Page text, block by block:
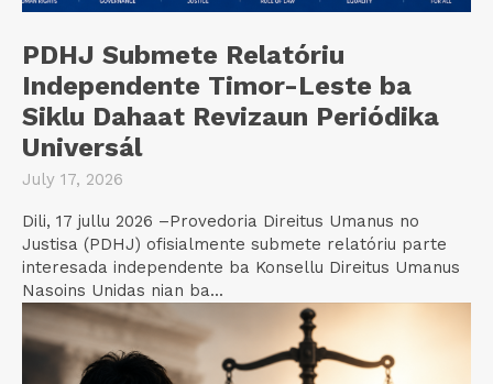
PDHJ Submete Relatóriu
Independente Timor-Leste ba
Siklu Dahaat Revizaun Periódika
Universál
July 17, 2026
Dili, 17 jullu 2026 –Provedoria Direitus Umanus no
Justisa (PDHJ) ofisialmente submete relatóriu parte
interesada independente ba Konsellu Direitus Umanus
Nasoins Unidas nian ba...